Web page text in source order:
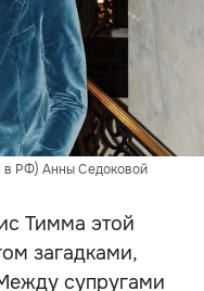
в РФ) Анны Седоковой
Тимма этой
загадками,
супругами